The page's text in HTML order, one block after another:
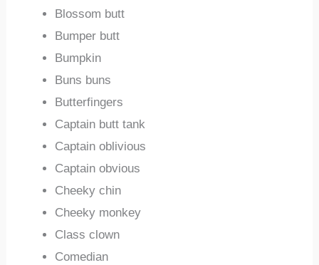
Blossom butt
Bumper butt
Bumpkin
Buns buns
Butterfingers
Captain butt tank
Captain oblivious
Captain obvious
Cheeky chin
Cheeky monkey
Class clown
Comedian